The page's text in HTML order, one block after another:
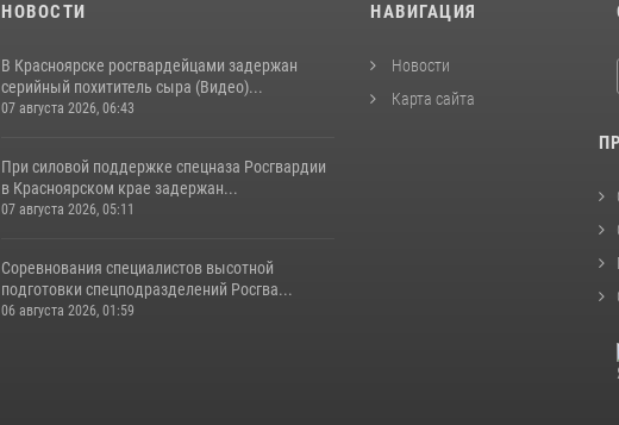
НОВОСТИ
В Красноярске росгвардейцами задержан
серийный похититель сыра (Видео)...
07 августа 2026, 06:43
При силовой поддержке спецназа Росгвардии
в Красноярском крае задержан...
07 августа 2026, 05:11
Соревнования специалистов высотной
подготовки спецподразделений Росгва...
06 августа 2026, 01:59
НАВИГАЦИЯ
Новости
Карта сайта